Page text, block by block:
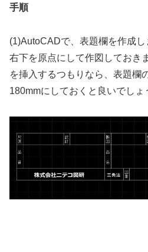
手順
(1)AutoCADで、表題欄を作成
右下を原点にして作図しておき
を挿入するつもりなら、表題欄
180mmにしておくと良いでしょ